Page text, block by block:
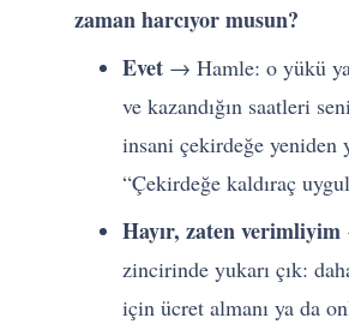
zaman harcıyor musun?
Evet → Hamle: o yükü
ve kazandığın saatleri
insani çekirdeğe yeniden
“Çekirdeğe kaldıraç
Hayır, zaten verimliyim
zincirinde yukarı çık:
için ücret almanı ya da